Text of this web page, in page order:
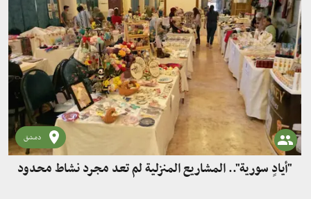
دمشق
"أيادٍ سورية".. المشاريع المنزلية لم تعد مجرد نشاط محدود